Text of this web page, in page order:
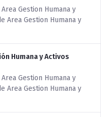
Gestion Humana y
Area Gestion Humana y
Humana y Activos
Gestion Humana y
Area Gestion Humana y